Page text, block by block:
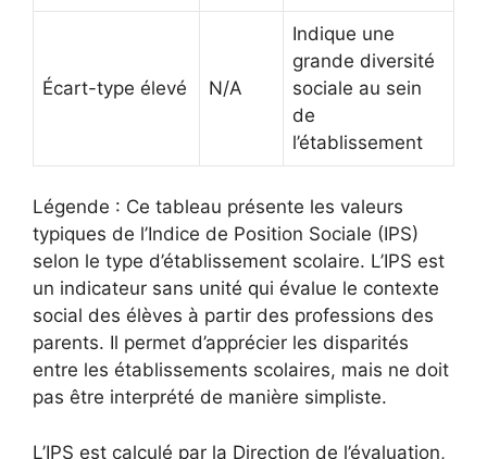
Écart-type élevé N/A
Indique une
grande diversité
sociale au sein
de
l’établissement
Légende : Ce tableau présente les valeurs
typiques de l’Indice de Position Sociale (IPS)
selon le type d’établissement scolaire. L’IPS est
un indicateur sans unité qui évalue le contexte
social des élèves à partir des professions des
parents. Il permet d’apprécier les disparités
entre les établissements scolaires, mais ne doit
pas être interprété de manière simpliste.
L’IPS est calculé par la Direction de l’évaluation,